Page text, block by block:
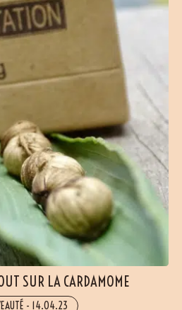
SUR LA CARDAMOME
- 14.04.23